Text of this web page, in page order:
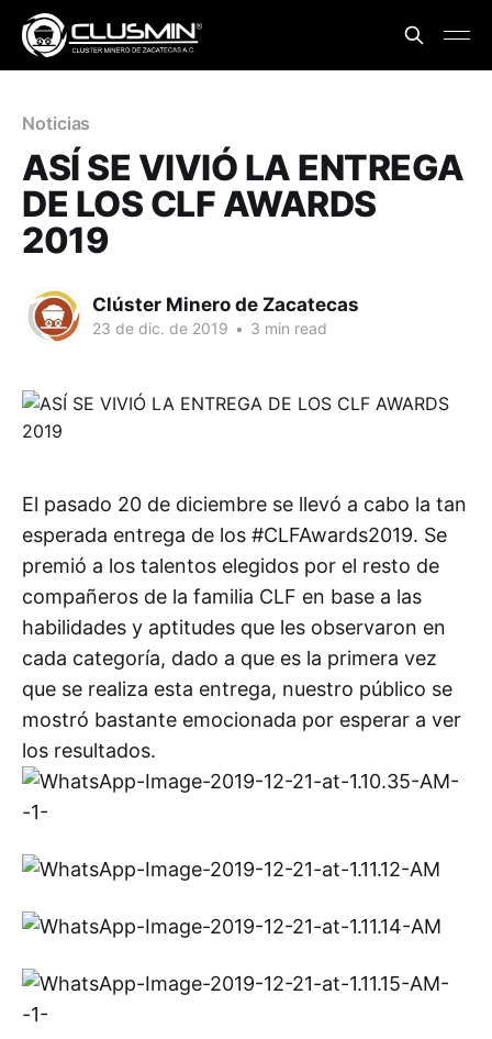
Noticias
ASÍ SE VIVIÓ LA ENTREGA
DE LOS CLF AWARDS
2019
Clúster Minero de Zacatecas
23 de dic. de 2019 • 3 min read
El pasado 20 de diciembre se llevó a cabo la tan
esperada entrega de los #CLFAwards2019. Se
premió a los talentos elegidos por el resto de
compañeros de la familia CLF en base a las
habilidades y aptitudes que les observaron en
cada categoría, dado a que es la primera vez
que se realiza esta entrega, nuestro público se
mostró bastante emocionada por esperar a ver
los resultados.